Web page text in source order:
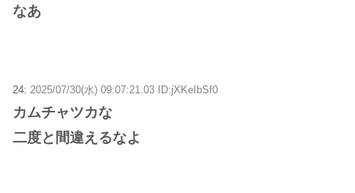
なあ
24: 2025/07/30(水) 09:07:21.03 ID:jXKeIbSf0
カムチャツカな
二度と間違えるなよ